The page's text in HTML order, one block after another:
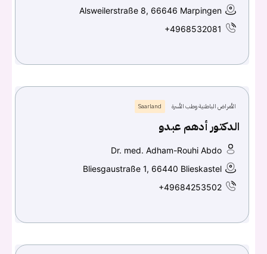
Alsweilerstraße 8, 66646 Marpingen
+4968532081
الأمراض الباطنية وطب الأسرة Saarland
الدكتور أدهم عبدو
Dr. med. Adham-Rouhi Abdo
Bliesgaustraße 1, 66440 Blieskastel
+49684253502